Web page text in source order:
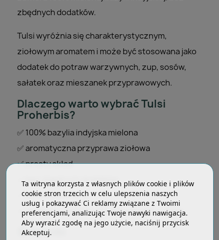
zbędnych dodatków.
Tulsi wyróżnia się charakterystycznym,
ziołowym aromatem i może być stosowana jako
dodatek do potraw warzywnych, zup, sosów,
sałatek oraz mieszanek przyprawowych.
Dlaczego warto wybrać Tulsi
Proherbis?
✅ 100% bazylia indyjska mielona
✅ aromatyczna przyprawa ziołowa
✅ prosty skład
✅ bez zbędnych dodatków
✅ opakowanie 50 g
✅ wygodny dodatek do codziennych potraw
Składniki
Ta witryna korzysta z własnych plików cookie i plików
cookie stron trzecich w celu ulepszenia naszych
usług i pokazywać Ci reklamy związane z Twoimi
preferencjami, analizując Twoje nawyki nawigacja.
Aby wyrazić zgodę na jego użycie, naciśnij przycisk
Akceptuj.